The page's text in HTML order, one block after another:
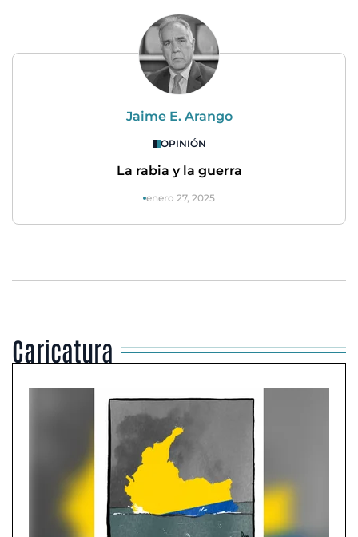
Jaime E. Arango
OPINIÓN
La rabia y la guerra
enero 27, 2025
Caricatura